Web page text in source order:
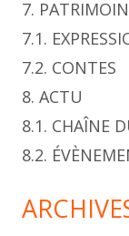
7.
7.1.
7.2. CONTES
8. ACTU
8.1. CHAÎNE
8.2.